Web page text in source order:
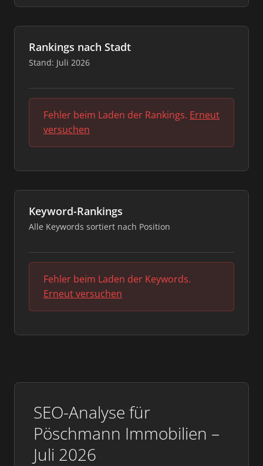
SEO-Analyse für
Pöschmann Immobilien –
Juli 2026
Rankings nach Stadt
Stand: Juli 2026
Fehler beim Laden der Rankings. Erneut
versuchen
Keyword-Rankings
Alle Keywords sortiert nach Position
Fehler beim Laden der Keywords.
Erneut versuchen